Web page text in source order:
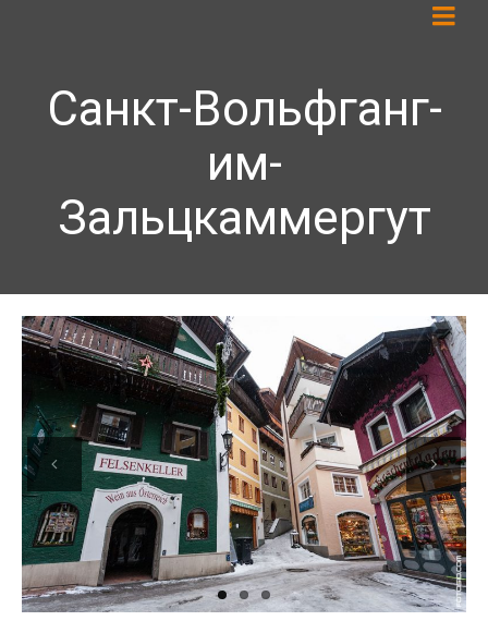
Санкт-Вольфганг-
им-
Зальцкаммергут
Previous Next